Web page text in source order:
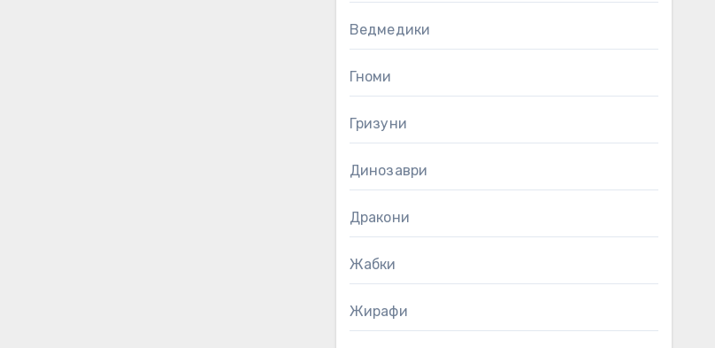
Ведмедики
Гноми
Гризуни
Динозаври
Дракони
Жабки
Жирафи